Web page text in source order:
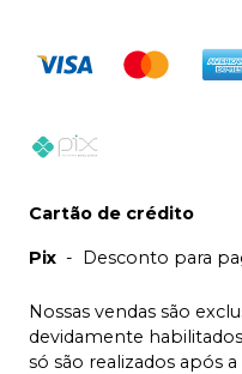
Cartão de crédito
Pix - Desconto para
Nossas vendas são
devidamente
só são realizados após